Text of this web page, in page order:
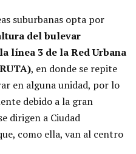
suburbanas opta por
del bulevar
línea 3 de la Red Urbana
, en donde se repite
en alguna unidad, por lo
debido a la gran
dirigen a Ciudad
como ella, van al centro